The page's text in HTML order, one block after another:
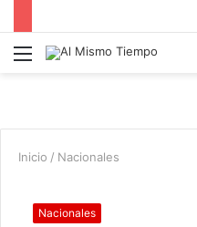
Menú
Inicio / Nacionales
Nacionales